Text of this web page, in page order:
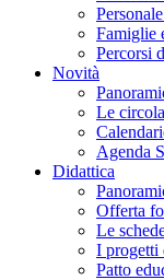
Famiglie
Percorsi
Novità
Le
Agenda
Didattica
Offerta
Le
I progetti
Patto